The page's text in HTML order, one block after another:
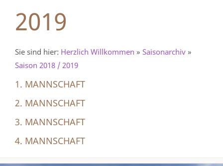
2019
Sie sind hier: Herzlich Willkommen » Saisonarchiv »
Saison 2018 / 2019
1. MANNSCHAFT
2. MANNSCHAFT
3. MANNSCHAFT
4. MANNSCHAFT